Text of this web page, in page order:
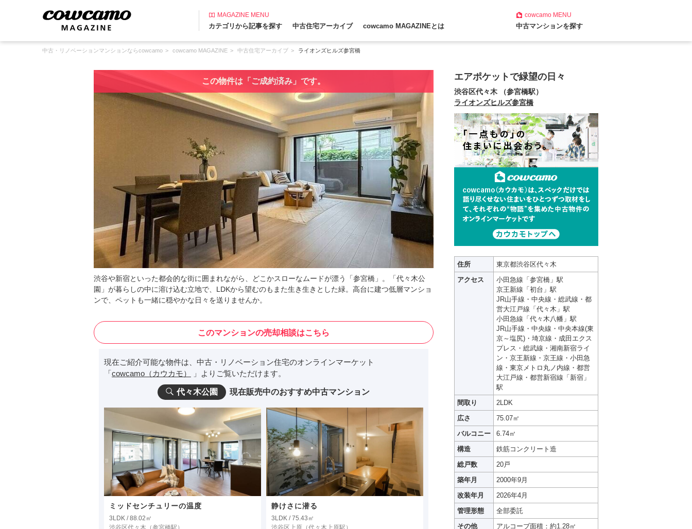
MAGAZINE MENU
カテゴリから記事を探す 中古住宅アーカイブ cowcamo MAGAZINEとは
cowcamoMENU
中古マンションを探す
中古・リノベーションマンションならcowcamo cowcamo MAGAZINE 中古住宅アーカイブ ライオンズヒルズ参宮橋
この物件は「ご成約済み」です。
渋谷や新宿といった都会的な街に囲まれながら、どこかスローなムードが漂う「参宮橋」。「代々木公
園」が暮らしの中に溶け込む立地で、LDKから望むのもまた生き生きとした緑。高台に建つ低層マンショ
ンで、ペットも一緒に穏やかな日々を送りませんか。
このマンションの売却相談はこちら
現在ご紹介可能な物件は、中古・リノベーション住宅のオンラインマーケット
「cowcamo（カウカモ） 」よりご覧いただけます。
代々木公園 現在販売中のおすすめ中古マンション
ミッドセンチュリーの温度
3LDK / 88.02㎡
静けさに潜る
3LDK / 75.43㎡
エアポケットで緑望の日々
渋谷区代々木 （参宮橋駅）
ライオンズヒルズ参宮橋
住所
東京都渋谷区代々木
アクセス
小田急線「参宮橋」駅
京王新線「初台」駅
JR山手線・中央線・総武線・都
営大江戸線「代々木」駅
小田急線「代々木八幡」駅
JR山手線・中央線・中央本線(東
京～塩尻)・埼京線・成田エクス
プレス・総武線・湘南新宿ライ
ン・京王新線・京王線・小田急
線・東京メトロ丸ノ内線・都営
大江戸線・都営新宿線「新宿」
駅
間取り
2LDK
広さ
75.07㎡
バルコニー
6.74㎡
構造
鉄筋コンクリート造
総戸数
20戸
築年月
2000年9月
改装年月
2026年4月
管理形態
全部委託
その他
アルコーブ面積：約1.28㎡